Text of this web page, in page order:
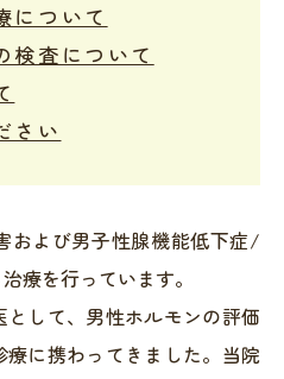
について
検査について
さい
および男子性腺機能低下症/
療を行っています。
して、男性ホルモンの評価
に携わってきました。当院